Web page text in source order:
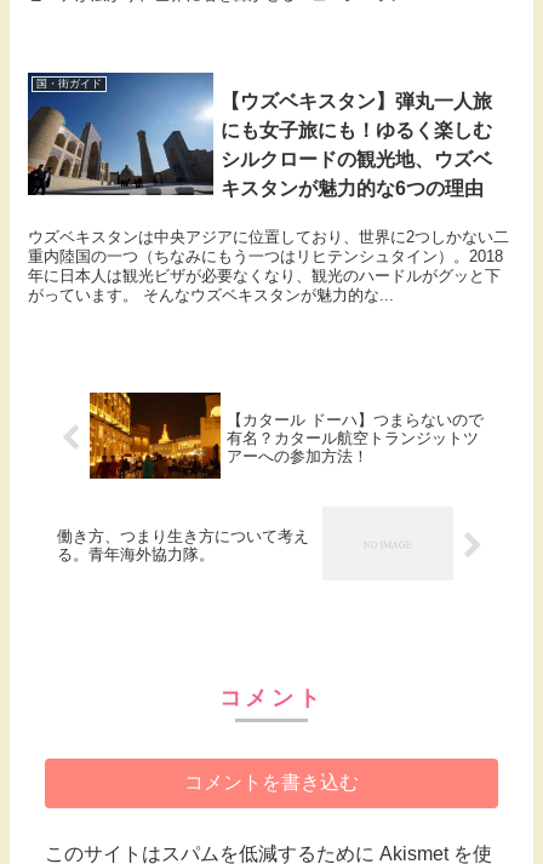
国・街ガイド
【ウズベキスタン】弾丸一人旅
にも女子旅にも！ゆるく楽しむ
シルクロードの観光地、ウズベ
キスタンが魅力的な6つの理由
ウズベキスタンは中央アジアに位置しており、世界に2つしかない二
重内陸国の一つ（ちなみにもう一つはリヒテンシュタイン）。2018
年に日本人は観光ビザが必要なくなり、観光のハードルがグッと下
がっています。 そんなウズベキスタンが魅力的な...
【カタール ドーハ】つまらないので
有名？カタール航空トランジットツ
アーへの参加方法！
働き方、つまり生き方について考え
る。青年海外協力隊。
コメント
コメントを書き込む
このサイトはスパムを低減するために Akismet を使